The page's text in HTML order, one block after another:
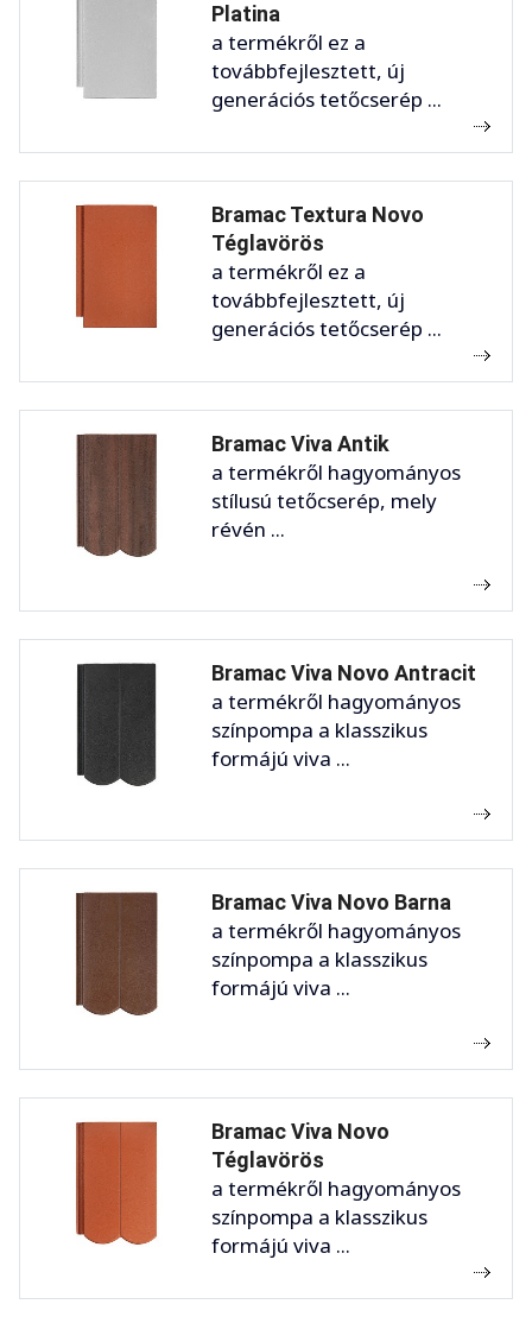
Platina
a termékről ez a
továbbfejlesztett, új
generációs tetőcserép ...
Bramac Textura Novo
Téglavörös
a termékről ez a
továbbfejlesztett, új
generációs tetőcserép ...
Bramac Viva Antik
a termékről hagyományos
stílusú tetőcserép, mely
révén ...
Bramac Viva Novo Antracit
a termékről hagyományos
színpompa a klasszikus
formájú viva ...
Bramac Viva Novo Barna
a termékről hagyományos
színpompa a klasszikus
formájú viva ...
Bramac Viva Novo
Téglavörös
a termékről hagyományos
színpompa a klasszikus
formájú viva ...